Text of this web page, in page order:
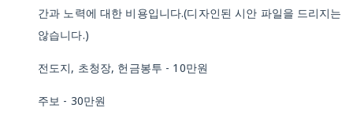
간과 노력에 대한 비용입니다.(디자인된 시안 파일을 드리지는
않습니다.)
전도지, 초청장, 헌금봉투 - 10만원
주보 - 30만원